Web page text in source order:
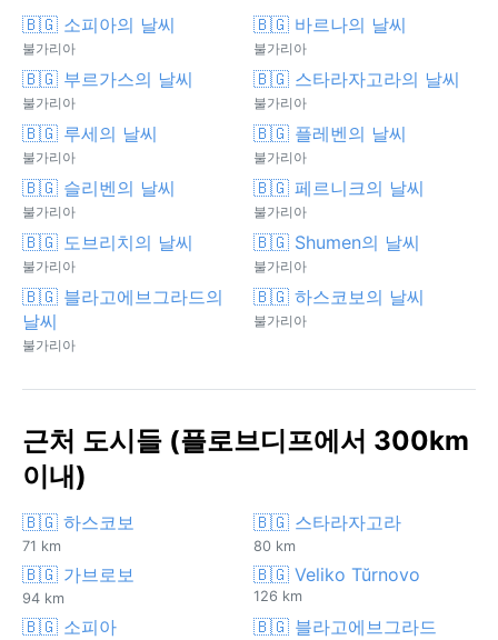
🇧🇬 소피아의 날씨
불가리아
🇧🇬 바르나의 날씨
불가리아
🇧🇬 부르가스의 날씨
불가리아
🇧🇬 스타라자고라의 날씨
불가리아
🇧🇬 루세의 날씨
불가리아
🇧🇬 플레벤의 날씨
불가리아
🇧🇬 슬리벤의 날씨
불가리아
🇧🇬 페르니크의 날씨
불가리아
🇧🇬 도브리치의 날씨
불가리아
🇧🇬 Shumen의 날씨
불가리아
🇧🇬 블라고에브그라드의
날씨
불가리아
🇧🇬 하스코보의 날씨
불가리아
근처 도시들 (플로브디프에서 300km
이내)
🇧🇬 하스코보
71 km
🇧🇬 스타라자고라
80 km
🇧🇬 가브로보
94 km
🇧🇬 Veliko Tŭrnovo
126 km
🇧🇬 소피아 🇧🇬 블라고에브그라드